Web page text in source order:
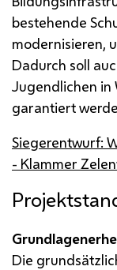
bestehende
modernisieren,
Dadurch soll
Jugendlichen in
garantiert
Siegerentwurf:
- Klammer
Die